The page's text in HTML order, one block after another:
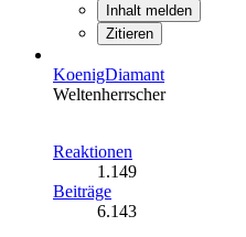
Inhalt melden
Zitieren
KoenigDiamant
Weltenherrscher
Reaktionen
1.149
Beiträge
6.143